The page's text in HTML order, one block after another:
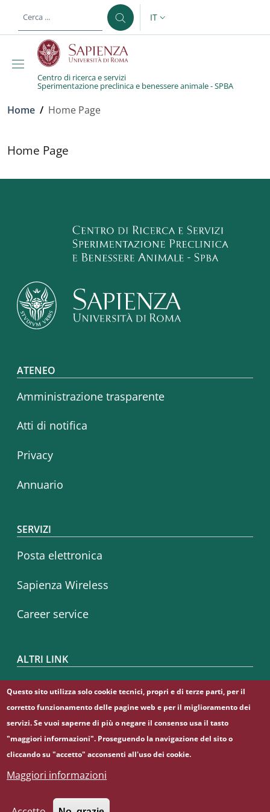
al contenuto principale
SELETTORE LINGUA:
IT
Centro di ricerca e servizi
Sperimentazione preclinica e benessere animale - SPBA
Briciole di pane
Home / Home Page
Home Page
Home Page
Footer menu
ATENEO
Amministrazione trasparente
Atti di notifica
Privacy
Annuario
SERVIZI
Posta elettronica
Sapienza Wireless
Career service
ALTRI LINK
CIAO
Sapienza Store
© Sapienza Università di Roma - Piazzale Aldo Moro 5,
02133771002
Questo sito utilizza solo cookie tecnici, propri e di terze parti, per il
corretto funzionamento delle pagine web e per il miglioramento dei
servizi. Se vuoi saperne di più o negare il consenso usa il tasto
"maggiori informazioni". Proseguendo la navigazione del sito o
cliccando su "accetto" acconsenti all'uso dei cookie.
Maggiori informazioni